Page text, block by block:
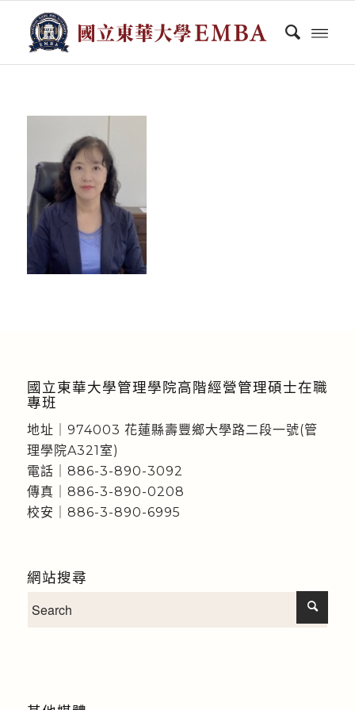
國立東華大學管理學院高階經營管理碩士在職
專班
地址｜974003 花蓮縣壽豐鄉大學路二段一號(管
理學院A321室)
電話｜886-3-890-3092
傳真｜886-3-890-0208
校安｜886-3-890-6995
網站搜尋